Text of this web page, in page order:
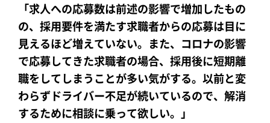
「求人への応募数は前述の影響で増加したもの
の、採用要件を満たす求職者からの応募は目に
見えるほど増えていない。また、コロナの影響
で応募してきた求職者の場合、採用後に短期離
職をしてしまうことが多い気がする。以前と変
わらずドライバー不足が続いているので、解消
するために相談に乗って欲しい。」